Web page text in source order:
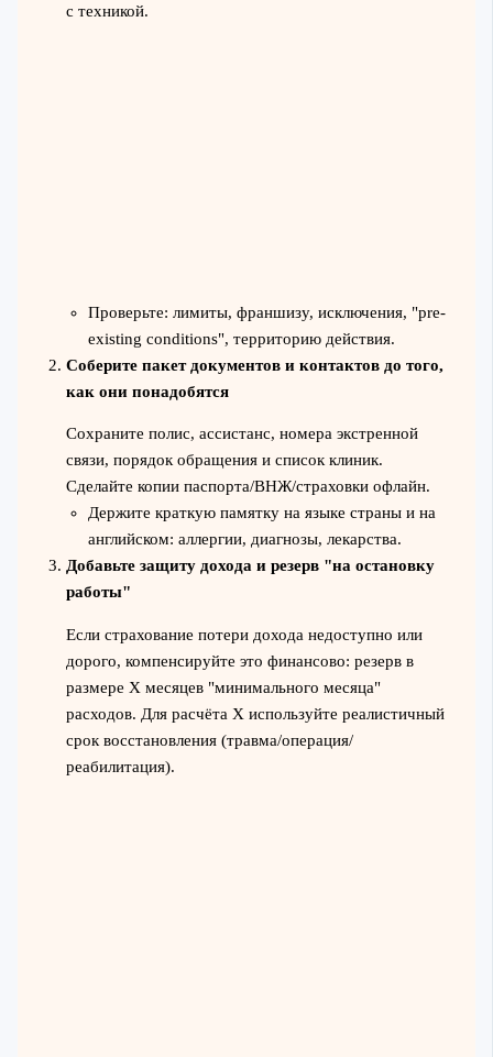
с техникой.
Проверьте: лимиты, франшизу, исключения, "pre-
existing conditions", территорию действия.
Соберите пакет документов и контактов до того,
как они понадобятся
Сохраните полис, ассистанс, номера экстренной
связи, порядок обращения и список клиник.
Сделайте копии паспорта/ВНЖ/страховки офлайн.
Держите краткую памятку на языке страны и на
английском: аллергии, диагнозы, лекарства.
Добавьте защиту дохода и резерв "на остановку
работы"
Если страхование потери дохода недоступно или
дорого, компенсируйте это финансово: резерв в
размере X месяцев "минимального месяца"
расходов. Для расчёта X используйте реалистичный
срок восстановления (травма/операция/
реабилитация).